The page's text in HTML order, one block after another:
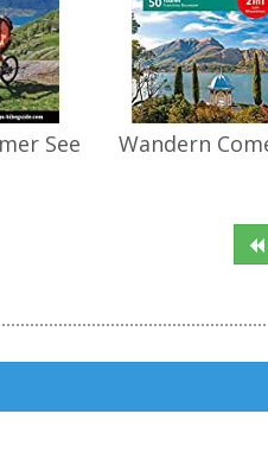
See Wandern